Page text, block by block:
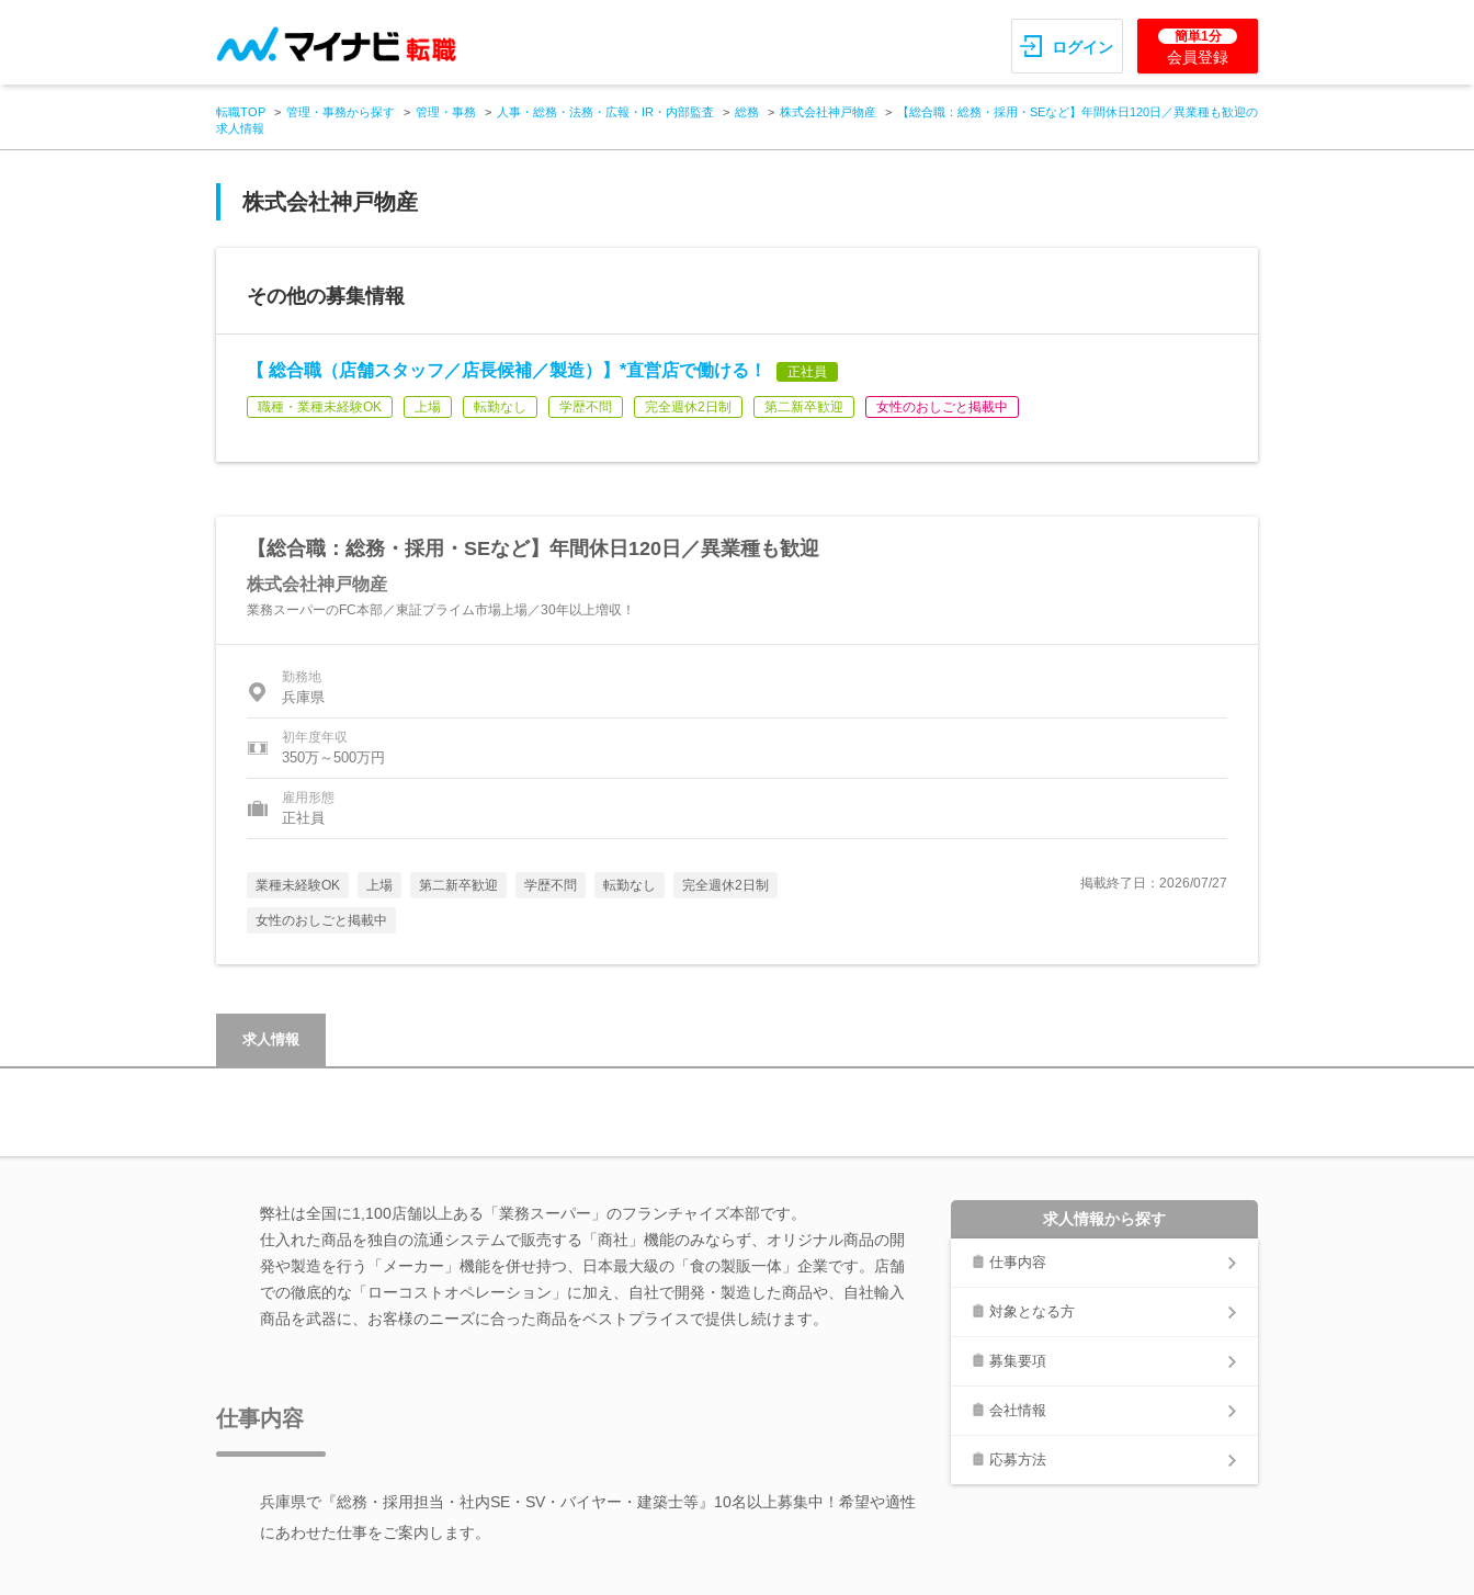
ログイン
簡単1分
会員登録
転職TOP 管理・事務から探す 管理・事務 人事・総務・法務・広報・IR・内部監査 総務 株式会社神戸物産
【総合職：総務・採用・SEなど】年間休日120日／異業種も歓迎の
求人情報
株式会社神戸物産
その他の募集情報
【 総合職（店舗スタッフ／店長候補／製造）】*直営店で働ける！ 正社員
職種・業種未経験OK 上場 転勤なし 学歴不問 完全週休2日制 第二新卒歓迎 女性のおしごと掲載中
【総合職：総務・採用・SEなど】年間休日120日／異業種も歓迎
株式会社神戸物産
業務スーパーのFC本部／東証プライム市場上場／30年以上増収！
勤務地
兵庫県
初年度年収
350万～500万円
雇用形態
正社員
業種未経験OK 上場 第二新卒歓迎 学歴不問 転勤なし 完全週休2日制
女性のおしごと掲載中
掲載終了日：2026/07/27
求人情報
弊社は全国に1,100店舗以上ある「業務スーパー」のフランチャイズ本部です。
仕入れた商品を独自の流通システムで販売する「商社」機能のみならず、オリジナル商品の開
発や製造を行う「メーカー」機能を併せ持つ、日本最大級の「食の製販一体」企業です。店舗
での徹底的な「ローコストオペレーション」に加え、自社で開発・製造した商品や、自社輸入
商品を武器に、お客様のニーズに合った商品をベストプライスで提供し続けます。
仕事内容
兵庫県で『総務・採用担当・社内SE・SV・バイヤー・建築士等』10名以上募集中！希望や適性
にあわせた仕事をご案内します。
求人情報から探す
仕事内容
対象となる方
募集要項
会社情報
応募方法